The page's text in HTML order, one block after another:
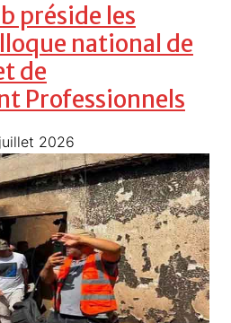
préside les
national de
de
Professionnels
2026